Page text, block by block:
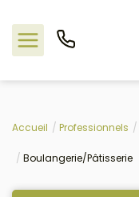
Nos offres
L'agence
Accueil Professionnels
Boulangerie/Pâtisserie